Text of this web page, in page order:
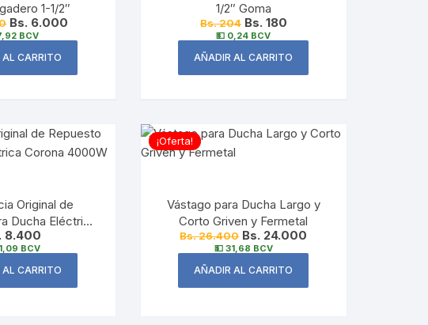
1-1/2″
Bs. 6.000
BCV
CARRITO
1/2″ Goma
Bs. 204Bs. 180
💵 0,24 BCV
AÑADIR AL CARRITO
Original de
Ducha Eléctrica
4000W
8.400
BCV
CARRITO
¡Oferta!
Vástago para Ducha Largo y
Corto Griven y Fermetal
Bs. 26.400Bs. 24.000
💵 31,68 BCV
AÑADIR AL CARRITO